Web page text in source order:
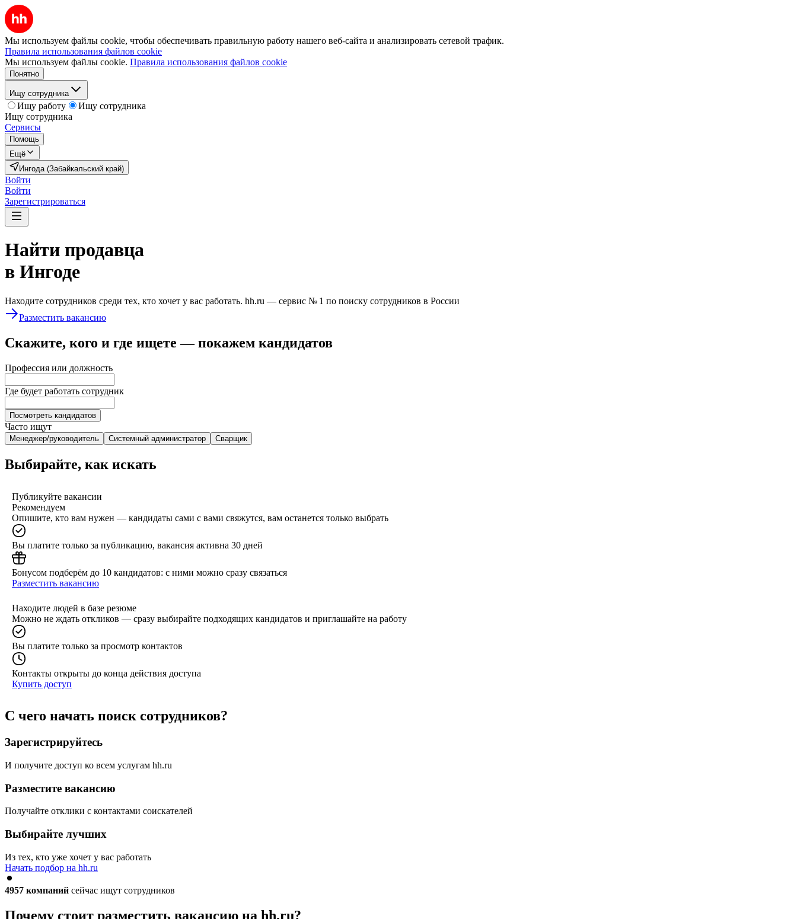
Мы используем файлы cookie, чтобы обеспечивать правильную работу нашего веб-сайта и анализировать сетевой трафик.
Правила использования файлов cookie
Мы используем файлы cookie. Правила использования файлов cookie
Понятно
Ищу сотрудника
Ищу работу
Ищу сотрудника
Ищу сотрудника
Сервисы
Помощь
Ещё
Ингода (Забайкальский край)
Войти
Войти
Зарегистрироваться
Найти продавца
в Ингоде
Находите сотрудников среди тех, кто хочет у вас работать. hh.ru — сервис № 1 по поиску сотрудников в России
Разместить вакансию
Скажите, кого и где ищете — покажем кандидатов
Профессия или должность
Где будет работать сотрудник
Посмотреть кандидатов
Часто ищут
Менеджер/руководитель Системный администратор Сварщик
Выбирайте, как искать
Публикуйте вакансии
Рекомендуем
Опишите, кто вам нужен — кандидаты сами с вами свяжутся, вам останется только выбрать
Вы платите только за публикацию, вакансия активна 30 дней
Бонусом подберём до 10 кандидатов: с ними можно сразу связаться
Разместить вакансию
Находите людей в базе резюме
Можно не ждать откликов — сразу выбирайте подходящих кандидатов и приглашайте на работу
Вы платите только за просмотр контактов
Контакты открыты до конца действия доступа
Купить доступ
С чего начать поиск сотрудников?
Зарегистрируйтесь
И получите доступ ко всем услугам hh.ru
Разместите вакансию
Получайте отклики с контактами соискателей
Выбирайте лучших
Из тех, кто уже хочет у вас работать
Начать подбор на hh.ru
4957 компаний сейчас ищут сотрудников
Почему стоит разместить вакансию на hh.ru?